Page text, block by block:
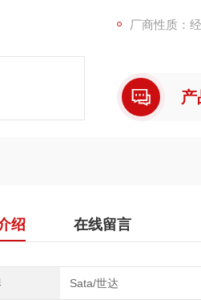
厂商性质：
产
绍 在线留言
Sata/世达